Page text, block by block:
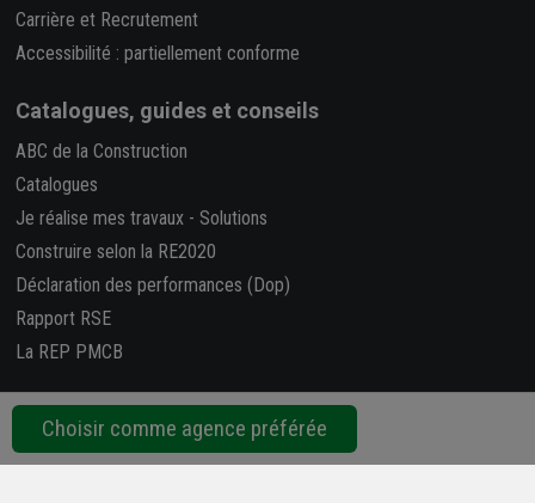
Choisir comme agence préférée
Carrière et Recrutement
Accessibilité : partiellement conforme
Catalogues, guides et conseils
ABC de la Construction
Catalogues
Je réalise mes travaux - Solutions
Construire selon la RE2020
Déclaration des performances (Dop)
Rapport RSE
La REP PMCB
Nous suivre
Retrouvez-nous sur les réseaux sociaux !